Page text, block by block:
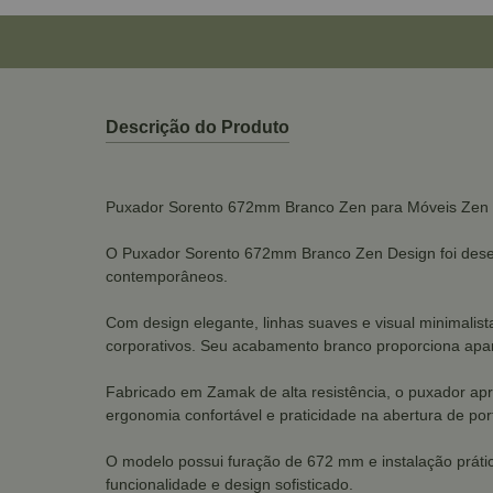
Descrição do Produto
Puxador Sorento 672mm Branco Zen para Móveis Zen
O Puxador Sorento 672mm Branco Zen Design foi
contemporâneos.
Com design elegante, linhas suaves e visual
corporativos. Seu acabamento branco proporciona
Fabricado em Zamak de alta resistência, o puxador
ergonomia confortável e praticidade na abertura de
O modelo possui furação de 672 mm e instalação
funcionalidade e design sofisticado.